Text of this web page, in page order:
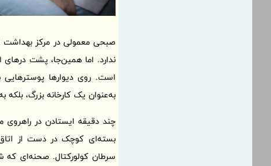
صبحی معمولی در مرکز بهداشت
ندارد. اما همین‌جا، پشت
است. روی دیوارها
به‌عنوان یک کارخانه بزرگ،
چند دقیقه ایستادن در راهروی
بسته‌ای کوچک در دست از
سرطان کولورکتال. صحنه‌ای که